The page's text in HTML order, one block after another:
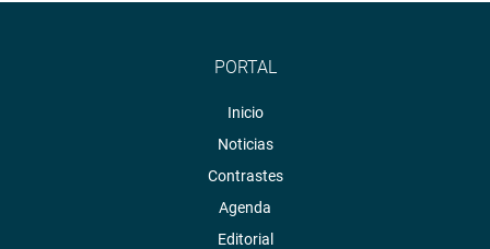
PORTAL
Inicio
Noticias
Contrastes
Agenda
Editorial